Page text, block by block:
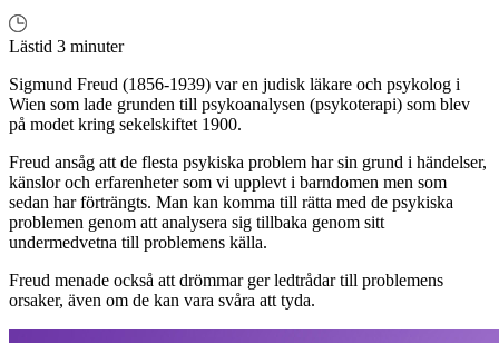
Lästid 3 minuter
Sigmund Freud (1856-1939) var en judisk läkare och psykolog i
Wien som lade grunden till psykoanalysen (psykoterapi) som blev
på modet kring sekelskiftet 1900.
Freud ansåg att de flesta psykiska problem har sin grund i händelser,
känslor och erfarenheter som vi upplevt i barndomen men som
sedan har förträngts. Man kan komma till rätta med de psykiska
problemen genom att analysera sig tillbaka genom sitt
undermedvetna till problemens källa.
Freud menade också att drömmar ger ledtrådar till problemens
orsaker, även om de kan vara svåra att tyda.